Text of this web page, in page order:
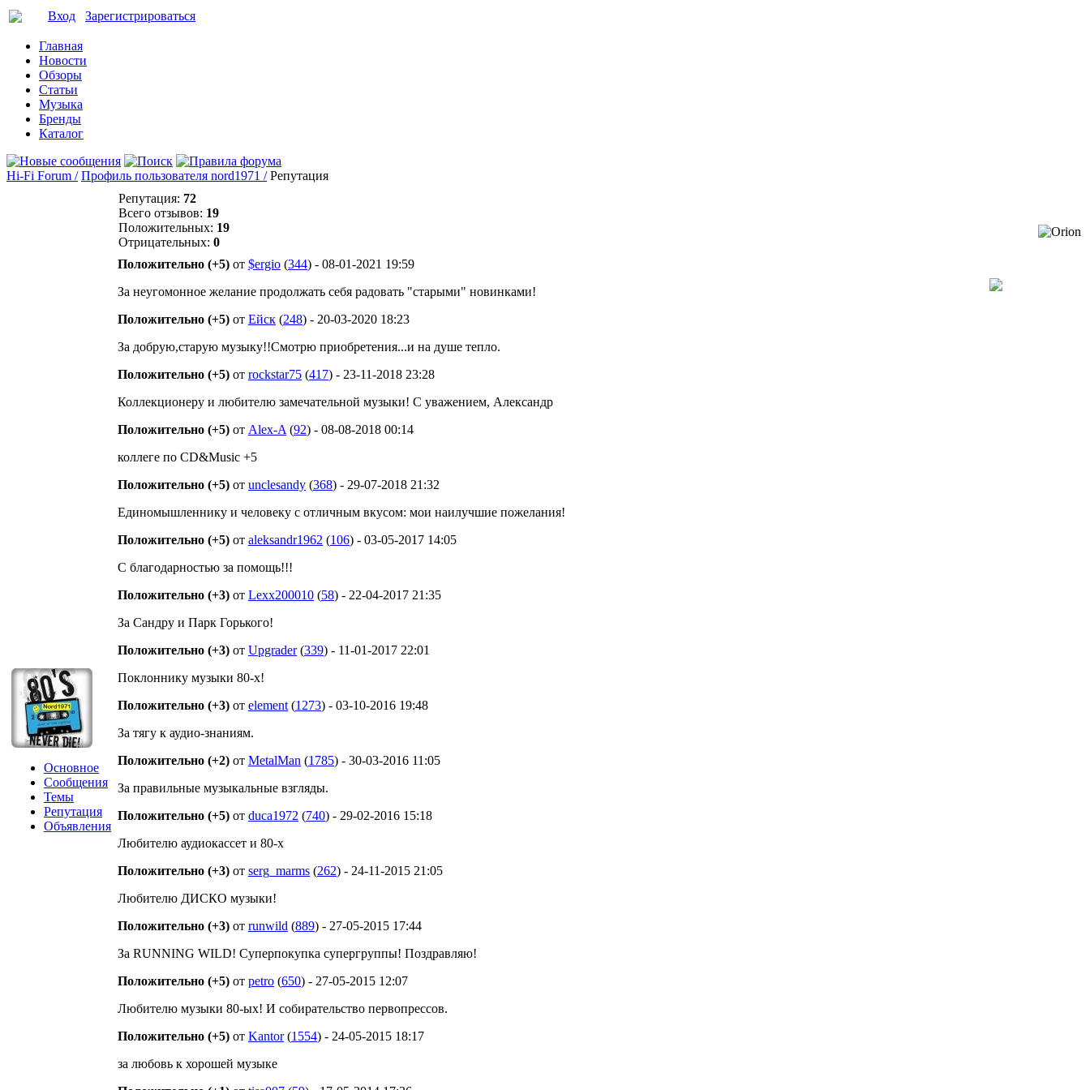
Вход Зарегистрироваться
Главная
Новости
Обзоры
Статьи
Музыка
Бренды
Каталог
Hi-Fi Forum / Профиль пользователя nord1971 / Репутация
Основное
Сообщения
Темы
Репутация
Объявления
Репутация: 72
Всего отзывов: 19
Положительных: 19
Отрицательных: 0
Положительно (+5) от $ergio (344) - 08-01-2021 19:59
За неугомонное желание продолжать себя радовать "старыми" новинками!
Положительно (+5) от Ейск (248) - 20-03-2020 18:23
За добрую,старую музыку!!Смотрю приобретения...и на душе тепло.
Положительно (+5) от rockstar75 (417) - 23-11-2018 23:28
Коллекционеру и любителю замечательной музыки! С уважением, Александр
Положительно (+5) от Alex-A (92) - 08-08-2018 00:14
коллеге по СD&Music +5
Положительно (+5) от unclesandy (368) - 29-07-2018 21:32
Единомышленнику и человеку с отличным вкусом: мои наилучшие пожелания!
Положительно (+5) от aleksandr1962 (106) - 03-05-2017 14:05
С благодарностью за помощь!!!
Положительно (+3) от Lexx200010 (58) - 22-04-2017 21:35
За Сандру и Парк Горького!
Положительно (+3) от Upgrader(339) - 11-01-2017 22:01
Поклоннику музыки 80-х!
Положительно (+3) от element (1273) - 03-10-2016 19:48
За тягу к аудио-знаниям.
Положительно (+2) от MetalMan (1785) - 30-03-2016 11:05
За правильные музыкальные взгляды.
Положительно (+5) от duca1972 (740) - 29-02-2016 15:18
Любителю аудиокассет и 80-х
Положительно (+3) от serg_marms (262) - 24-11-2015 21:05
Любителю ДИСКО музыки!
Положительно (+3) от runwild (889) - 27-05-2015 17:44
За RUNNING WILD! Суперпокупка супергруппы! Поздравляю!
Положительно (+5) от petro (650) - 27-05-2015 12:07
Любителю музыки 80-ых! И собирательство первопрессов.
Положительно (+5) от Kantor(1554) - 24-05-2015 18:17
за любовь к хорошей музыке